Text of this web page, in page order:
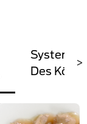
>
System
Des